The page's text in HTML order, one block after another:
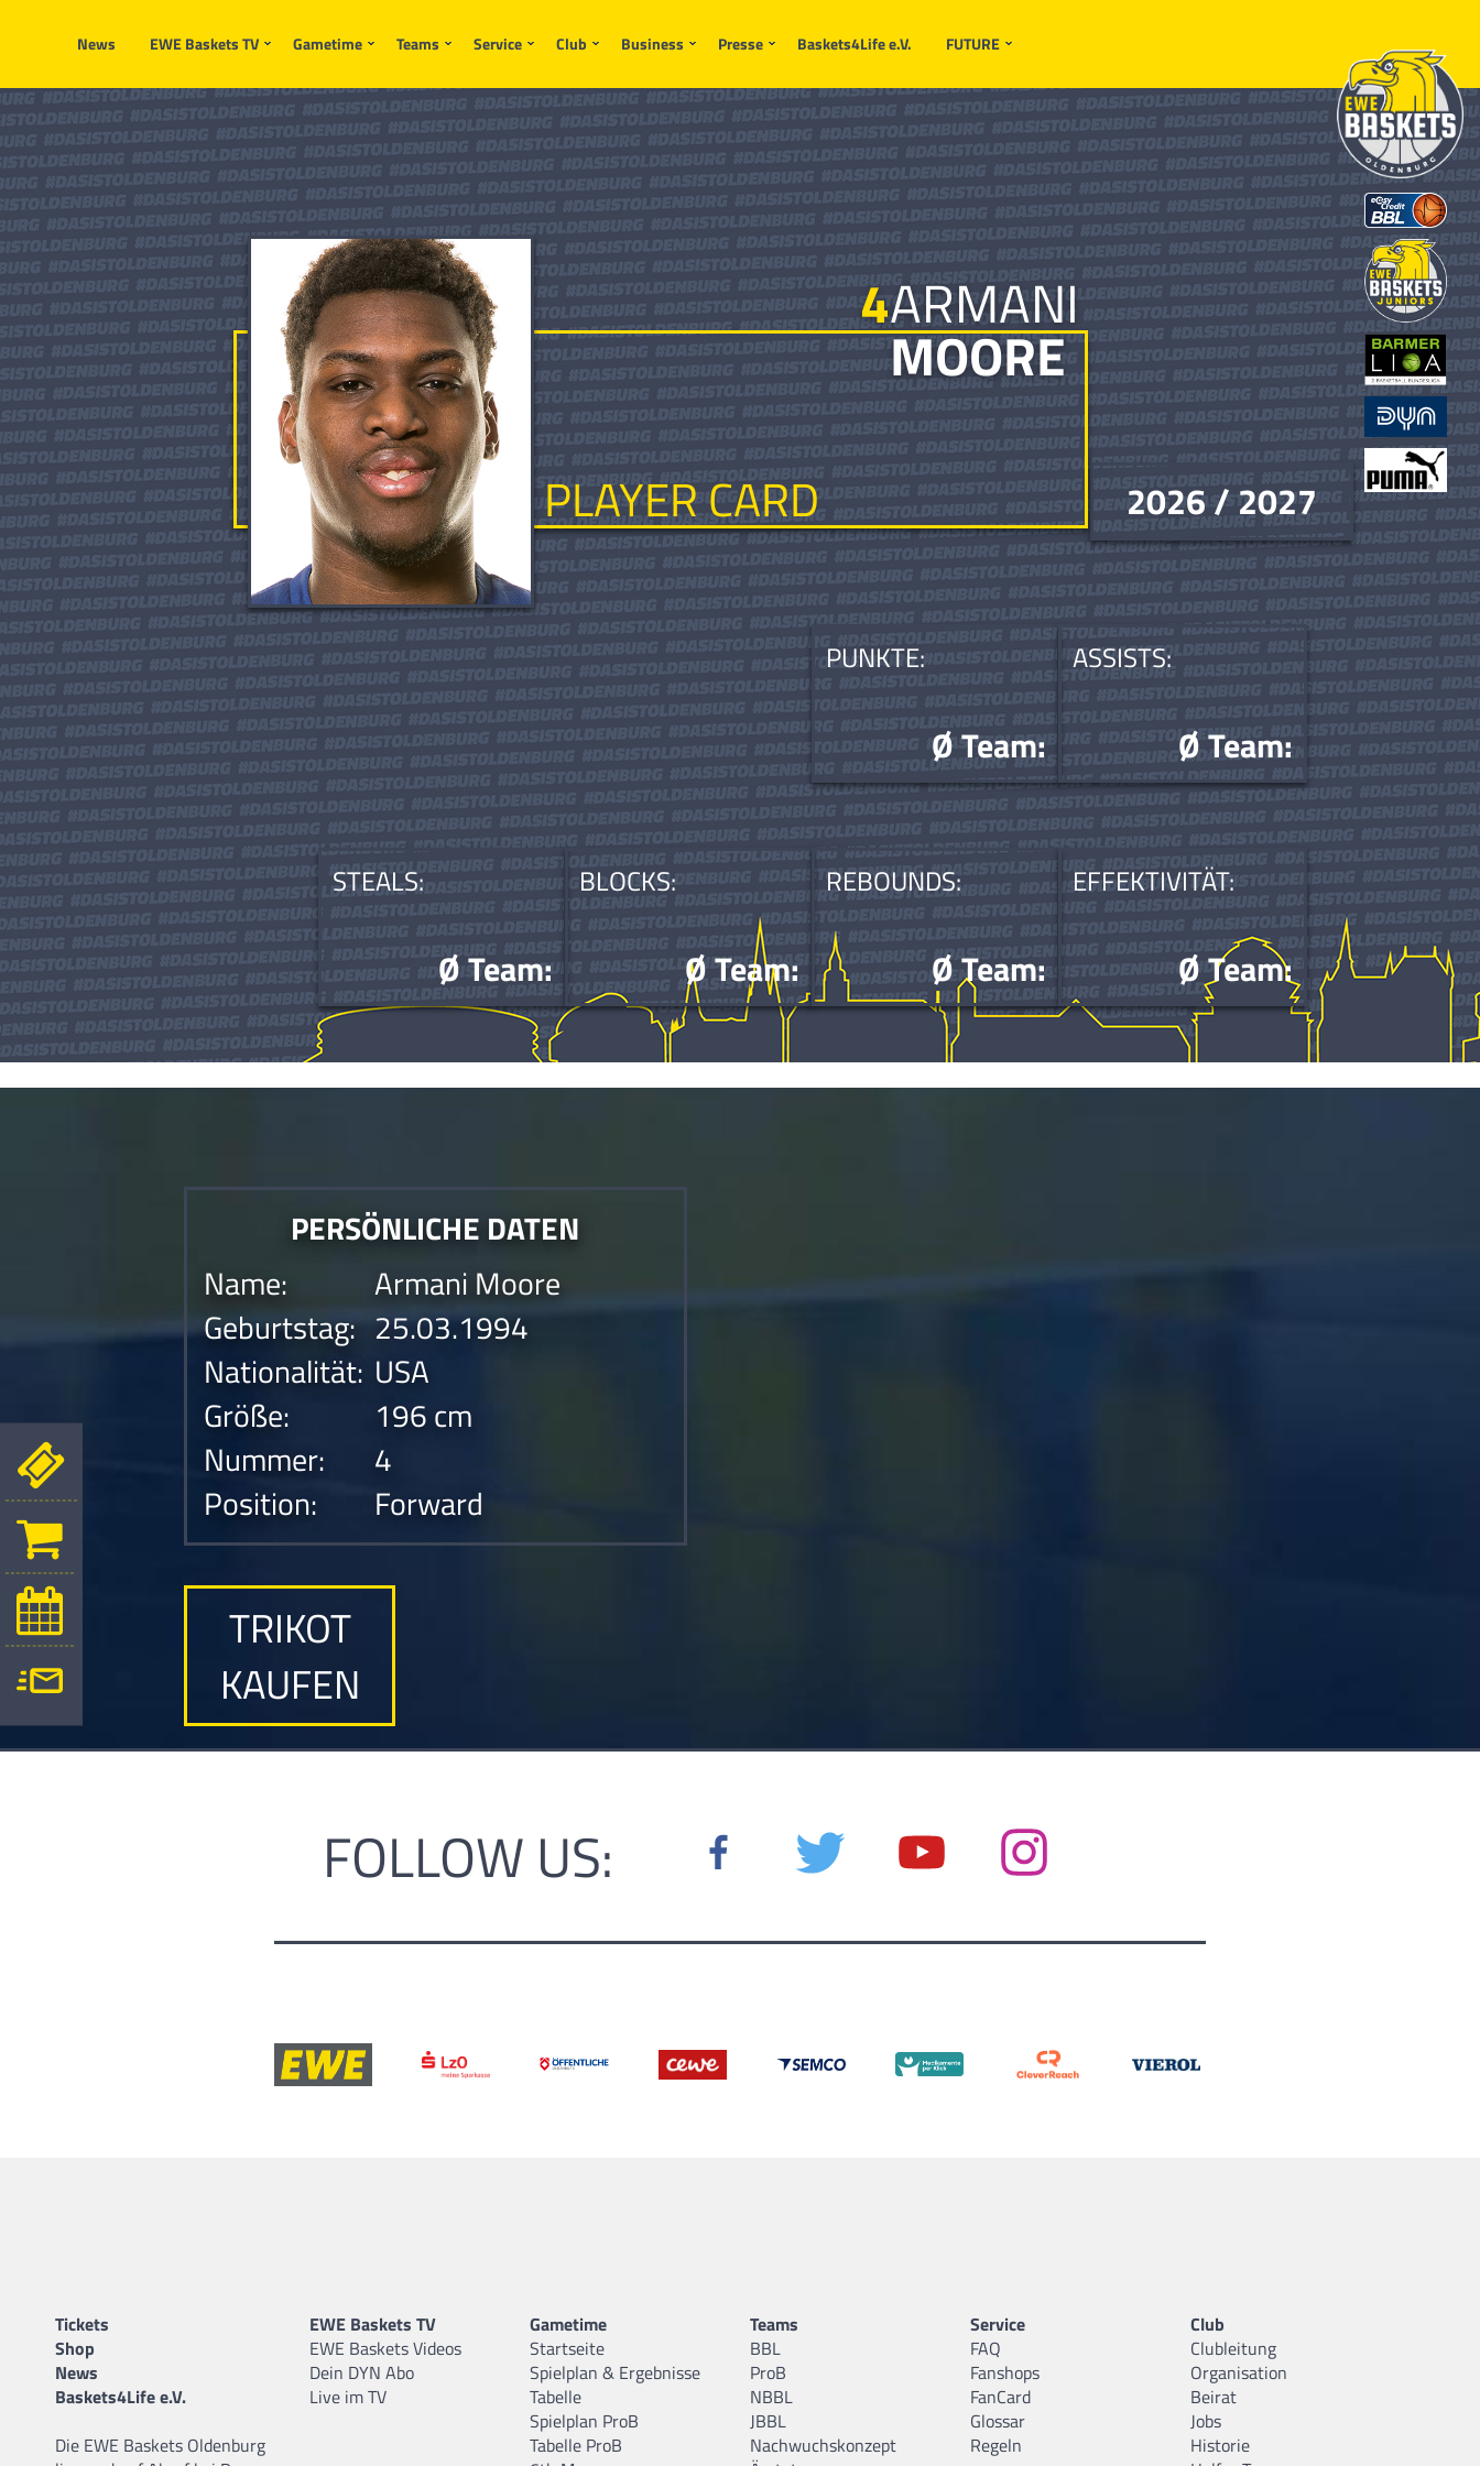
News EWE Baskets TV Gametime Teams Service Club Business Presse Baskets4Life e.V. FUTURE
4ARMANI
MOORE
PLAYER CARD 2026 / 2027
PUNKTE:
Ø Team:
ASSISTS:
Ø Team:
STEALS:
Ø Team:
BLOCKS:
Ø Team:
REBOUNDS:
Ø Team:
EFFEKTIVITÄT:
Ø Team:
PERSÖNLICHE DATEN
Name:
Armani Moore
Geburtstag: 25.03.1994
Nationalität: USA
Größe:
196 cm
Nummer:
4
Position:
Forward
TRIKOT
KAUFEN
FOLLOW US:
Tickets
Shop
News
Baskets4Life e.V.
Die EWE Baskets Oldenburg
EWE Baskets TV
EWE Baskets Videos
Dein DYN Abo
Live im TV
Gametime
Startseite
Spielplan & Ergebnisse
Tabelle
Spielplan ProB
Tabelle ProB
Teams
BBL
ProB
NBBL
JBBL
Nachwuchskonzept
Service
FAQ
Fanshops
FanCard
Glossar
Regeln
Club
Clubleitung
Organisation
Beirat
Jobs
Historie